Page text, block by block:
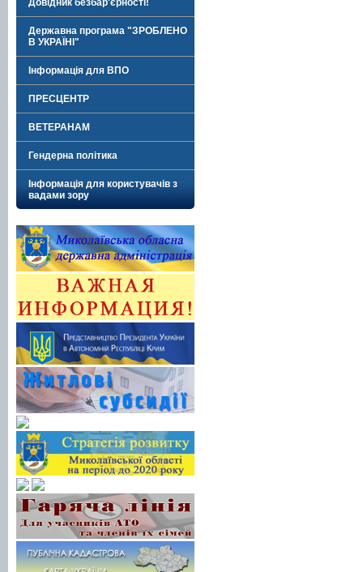
Довідник безбар'єрності!
Державна програма "ЗРОБЛЕНО
В УКРАЇНІ"
Інформація для ВПО
ПРЕСЦЕНТР
ВЕТЕРАНАМ
Гендерна політика
Інформація для користувачів з
вадами зору